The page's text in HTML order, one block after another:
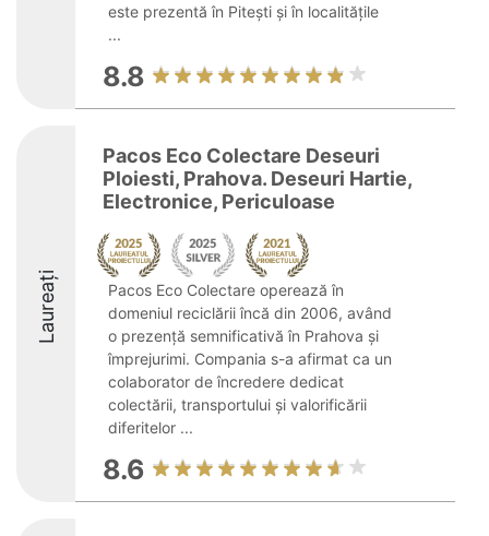
este prezentă în Pitești și în localitățile
...
8.8
Laureați
Pacos Eco Colectare Deseuri
Ploiesti, Prahova. Deseuri Hartie,
Electronice, Periculoase
Pacos Eco Colectare operează în
domeniul reciclării încă din 2006, având
o prezență semnificativă în Prahova și
împrejurimi. Compania s-a afirmat ca un
colaborator de încredere dedicat
colectării, transportului și valorificării
diferitelor ...
8.6